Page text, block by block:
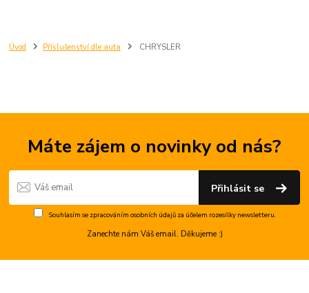
Úvod Příslušenství dle auta CHRYSLER
Máte zájem o novinky od nás?
Přihlásit se
Souhlasím se zpracováním osobních údajůza účelem rozesílky newsletteru.
Zanechte nám Váš email. Děkujeme :)